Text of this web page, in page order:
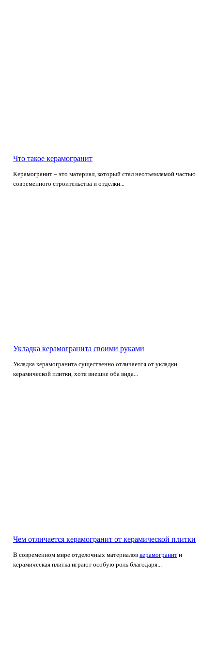
Что такое керамогранит
Керамогранит – это материал, который стал неотъемлемой частью
современного строительства и отделки...
Укладка керамогранита своими руками
Укладка керамогранита существенно отличается от укладки
керамической плитки, хотя внешне оба вида...
Чем отличается керамогранит от керамической плитки
В современном мире отделочных материалов керамогранит и
керамическая плитка играют особую роль благодаря...